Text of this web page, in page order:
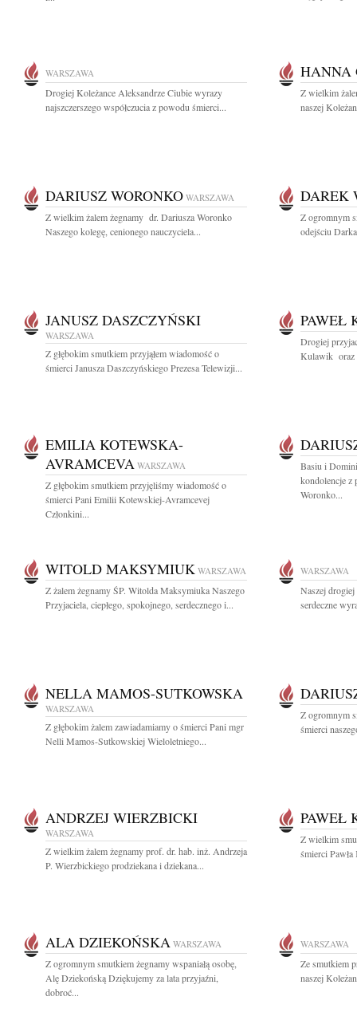
WARSZAWA
Drogiej Koleżance Aleksandrze Ciubie wyrazy
najszczerszego współczucia z powodu śmierci...
HANNA
Z wielkim
naszej
DARIUSZ WORONKO WARSZAWA
Z wielkim żalem żegnamy dr. Dariusza Woronko
Naszego kolegę, cenionego nauczyciela...
DAREK
Z ogromnym
odejściu
JANUSZ DASZCZYŃSKI
WARSZAWA
Z głębokim smutkiem przyjąłem wiadomość o
śmierci Janusza Daszczyńskiego Prezesa Telewizji...
PAWEŁ
Drogiej
Kulawik oraz
EMILIA KOTEWSKA-
AVRAMCEVA WARSZAWA
Z głębokim smutkiem przyjęliśmy wiadomość o
śmierci Pani Emilii Kotewskiej-Avramcevej
Członkini...
Basiu i
kondolencje z
Woronko...
WITOLD MAKSYMIUK WARSZAWA
Z żalem żegnamy ŚP. Witolda Maksymiuka Naszego
Przyjaciela, ciepłego, spokojnego, serdecznego i...
WARSZAWA
Naszej
serdeczne
NELLA MAMOS-SUTKOWSKA
WARSZAWA
Z głębokim żalem zawiadamiamy o śmierci Pani mgr
Nelli Mamos-Sutkowskiej Wieloletniego...
Z ogromnym
śmierci
ANDRZEJ WIERZBICKI
WARSZAWA
Z wielkim żalem żegnamy prof. dr. hab. inż. Andrzeja
P. Wierzbickiego prodziekana i dziekana...
PAWEŁ
Z wielkim
śmierci
ALA DZIEKOŃSKA WARSZAWA
Z ogromnym smutkiem żegnamy wspaniałą osobę,
Alę Dziekońską Dziękujemy za lata przyjaźni,
dobroć...
WARSZAWA
Ze smutkiem
naszej